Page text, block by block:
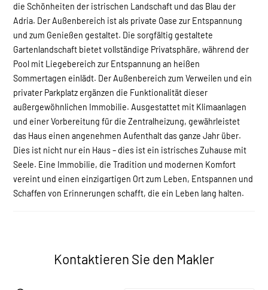
die Schönheiten der istrischen Landschaft und das Blau der
Adria. Der Außenbereich ist als private Oase zur Entspannung
und zum Genießen gestaltet. Die sorgfältig gestaltete
Gartenlandschaft bietet vollständige Privatsphäre, während der
Pool mit Liegebereich zur Entspannung an heißen
Sommertagen einlädt. Der Außenbereich zum Verweilen und ein
privater Parkplatz ergänzen die Funktionalität dieser
außergewöhnlichen Immobilie. Ausgestattet mit Klimaanlagen
und einer Vorbereitung für die Zentralheizung, gewährleistet
das Haus einen angenehmen Aufenthalt das ganze Jahr über.
Dies ist nicht nur ein Haus – dies ist ein istrisches Zuhause mit
Seele. Eine Immobilie, die Tradition und modernen Komfort
vereint und einen einzigartigen Ort zum Leben, Entspannen und
Schaffen von Erinnerungen schafft, die ein Leben lang halten.
Kontaktieren Sie den Makler